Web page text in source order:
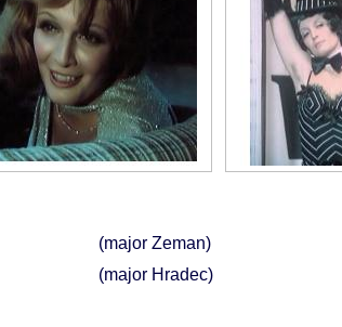
(major Zeman)
(major Hradec)